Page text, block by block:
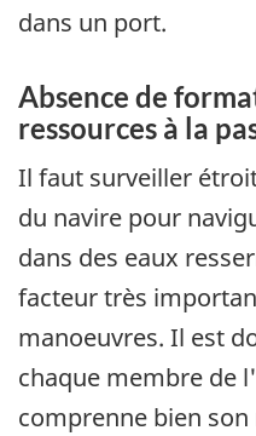
dans un port.
Absence de
ressources à la
Il faut surveiller
du navire pour
dans des eaux
facteur très
manoeuvres. Il est
chaque membre de
comprenne bien